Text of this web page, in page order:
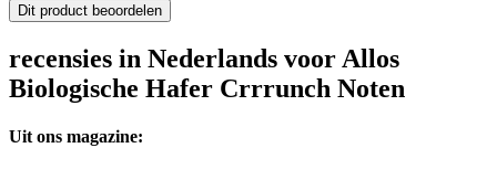
Dit product beoordelen
recensies in Nederlands voor Allos
Biologische Hafer Crrrunch Noten
Uit ons magazine: